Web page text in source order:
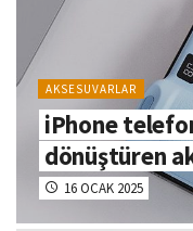
AKSESUVARLAR
iPhone
dönüştüren
16 OCAK 2025